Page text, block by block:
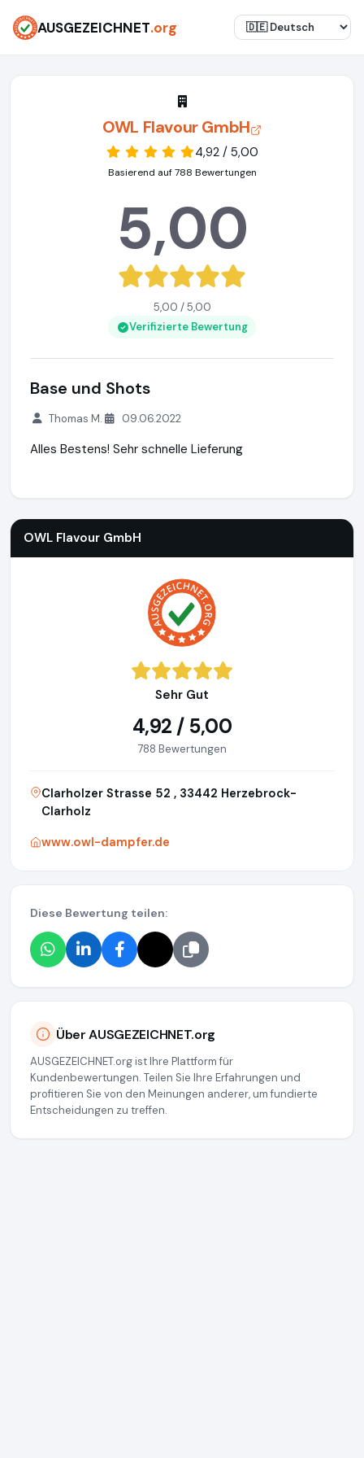
AUSGEZEICHNET.org
OWL Flavour GmbH
4,92 / 5,00
Basierend auf 788 Bewertungen
5,00
5,00 / 5,00
Verifizierte Bewertung
Base und Shots
Thomas M. 09.06.2022
Alles Bestens! Sehr schnelle Lieferung
OWL Flavour GmbH
Sehr Gut
4,92 / 5,00
788 Bewertungen
Clarholzer Strasse 52 , 33442 Herzebrock-
Clarholz
www.owl-dampfer.de
Diese Bewertung teilen:
Über AUSGEZEICHNET.org
AUSGEZEICHNET.org ist Ihre Plattform für
Kundenbewertungen. Teilen Sie Ihre Erfahrungen und
profitieren Sie von den Meinungen anderer, um fundierte
Entscheidungen zu treffen.